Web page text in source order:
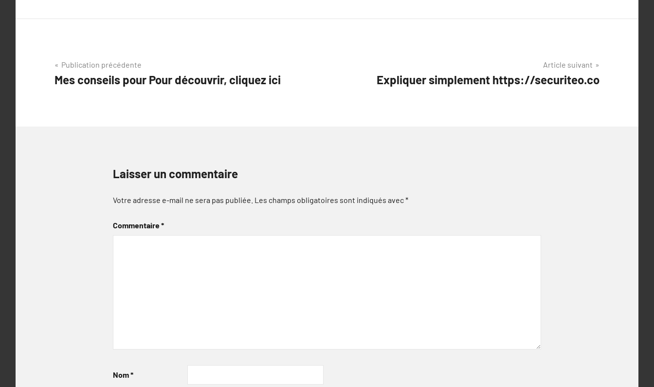
Navigation
de
Publication précédente
Mes conseils pour Pour découvrir, cliquez ici
Article suivant
Expliquer simplement https://securiteo.co
Laisser un commentaire
Votre adresse e-mail ne sera pas publiée. Les champs obligatoires sont indiqués avec*
Commentaire*
Nom*